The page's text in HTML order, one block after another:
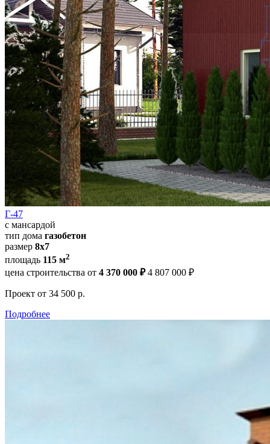
Г-47
с мансардой
тип дома газобетон
размер 8х7
площадь 115 м2
цена строительства от 4 370 000 ₽ 4 807 000 ₽
Проект от 34 500 р.
Подробнее